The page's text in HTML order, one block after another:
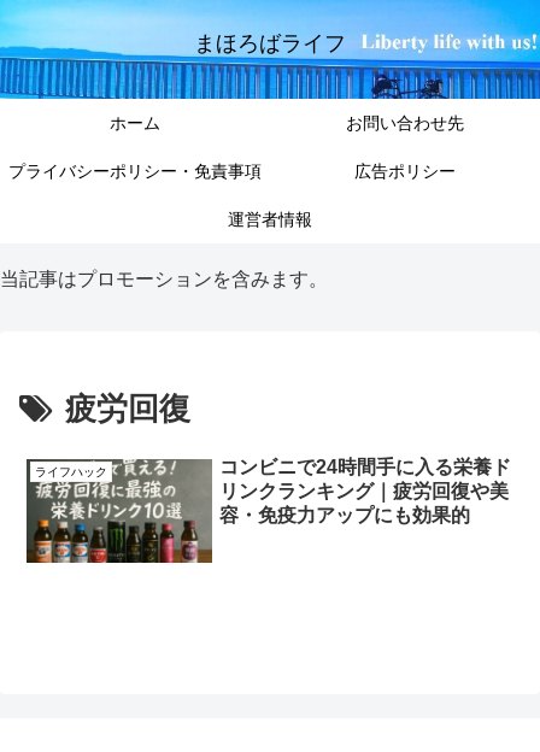
まほろばライフ
ホーム お問い合わせ先
プライバシーポリシー・免責事項 広告ポリシー
運営者情報
当記事はプロモーションを含みます。
疲労回復
ライフハック
コンビニで24時間手に入る栄養ド
リンクランキング｜疲労回復や美
容・免疫力アップにも効果的